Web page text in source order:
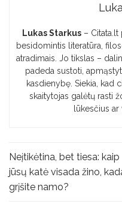
Lukas Starkus– Citata.lt
besidomintis literatūra,
atradimais. Jo tikslas –
padeda sustoti,
kasdienybę. Siekia, kad
skaitytojas galėtų rasti
lūkesčius
Neįtikėtina, bet tiesa: kaip
jūsų katė visada žino,
grįšite namo?